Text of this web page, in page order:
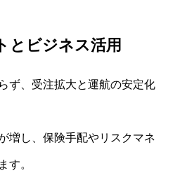
とビジネス活用
ず、受注拡大と運航の安定化
増し、保険手配やリスクマネ
す。